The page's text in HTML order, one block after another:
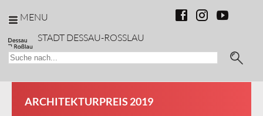
MENU
STADT DESSAU-ROSSLAU
ARCHITEKTURPREIS 2019